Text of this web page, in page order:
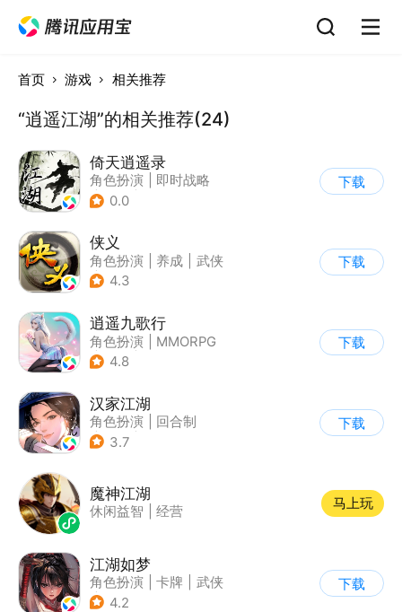
首页 游戏 相关推荐
“逍遥江湖”的相关推荐(24)
倚天逍遥录
角色扮演
即时战略
| 武侠
0.0
下载
侠义
角色扮演 养成
武侠
| 中国风
4.3
下载
逍遥九歌行
角色扮演
MMORPG
| 仙侠
4.8
下载
汉家江湖
角色扮演
回合制
| 武侠
3.7
下载
魔神江湖
休闲益智 经营
马上玩
江湖如梦
角色扮演 卡牌
武侠
| 美少女
4.2
下载